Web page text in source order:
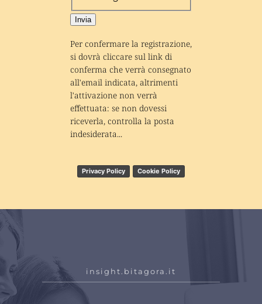
Invia
Per confermare la registrazione,
si dovrà cliccare sul link di
conferma che verrà consegnato
all'email indicata, altrimenti
l'attivazione non verrà
effettuata: se non dovessi
riceverla, controlla la posta
indesiderata...
Privacy Policy Cookie Policy
insight.bitagora.it